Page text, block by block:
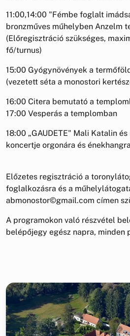
11:00,14:00 "Fémbe foglalt
bronzműves műhelyben Anzelm
(Előregisztráció szükséges,
fő/turnus)
15:00 Gyógynövények a
(vezetett séta a monostori
16:00 Citera bemutató a
17:00 Vesperás a templomban
18:00 „GAUDETE" Mali Katalin
koncertje orgonára és
Előzetes regisztráció a
foglalkozásra és a
abmonostor©gmail.com címen
A programokon való részvétel
belépőjegy egész napra, minden